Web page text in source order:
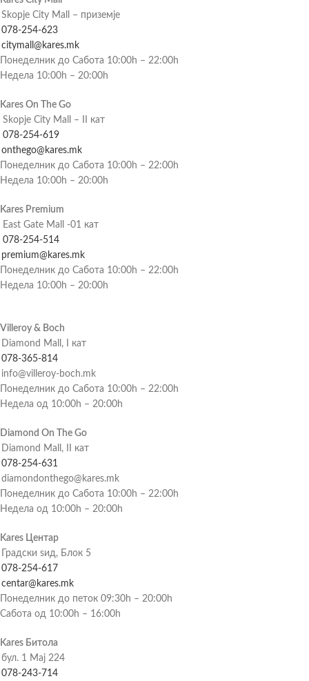
Skopje City Mall – приземје
078-254-623
citymall@kares.mk
Понеделник до Сабота 10:00h – 22:00h
Недела 10:00h – 20:00h
Kares On The Go
Skopje City Mall – II кат
078-254-619
onthego@kares.mk
Понеделник до Сабота 10:00h – 22:00h
Недела 10:00h – 20:00h
Kares Premium
East Gate Mall -01 кат
078-254-514
premium@kares.mk
Понеделник до Сабота 10:00h – 22:00h
Недела 10:00h – 20:00h
Villeroy & Boch
Diamond Mall, I кат
078-365-814
info@villeroy-boch.mk
Понеделник до Сабота 10:00h – 22:00h
Недела од 10:00h – 20:00h
Diamond On The Go
Diamond Mall, II кат
078-254-631
diamondonthego@kares.mk
Понеделник до Сабота 10:00h – 22:00h
Недела од 10:00h – 20:00h
Kares Центар
Градски ѕид, Блок 5
078-254-617
centar@kares.mk
Понеделник до петок 09:30h – 20:00h
Сабота од 10:00h – 16:00h
Kares Битола
бул. 1 Мај 224
078-243-714